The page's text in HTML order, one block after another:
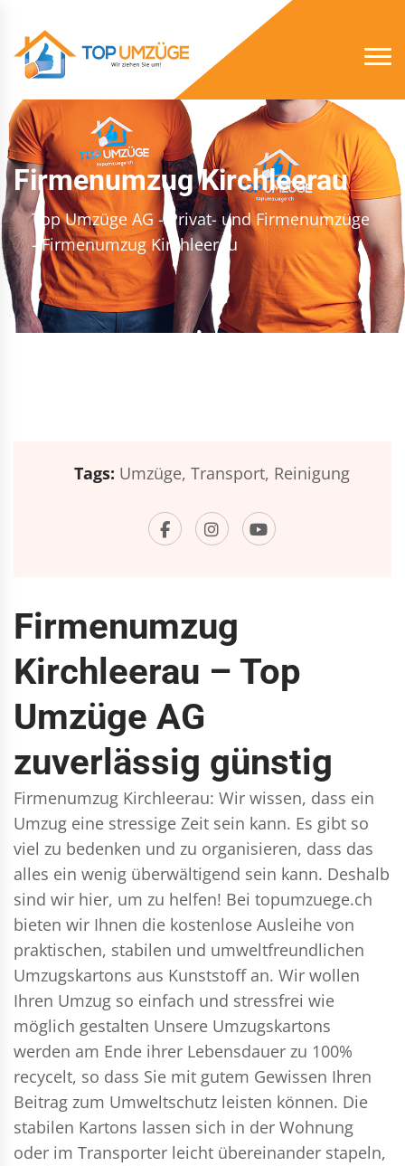
Firmenumzug Kirchleerau
Top Umzüge AG - Privat- und Firmenumzüge
- Firmenumzug Kirchleerau
Tags: Umzüge, Transport, Reinigung
Firmenumzug
Kirchleerau – Top
Umzüge AG
zuverlässig günstig
Firmenumzug Kirchleerau: Wir wissen, dass ein
Umzug eine stressige Zeit sein kann. Es gibt so
viel zu bedenken und zu organisieren, dass das
alles ein wenig überwältigend sein kann. Deshalb
sind wir hier, um zu helfen! Bei topumzuege.ch
bieten wir Ihnen die kostenlose Ausleihe von
praktischen, stabilen und umweltfreundlichen
Umzugskartons aus Kunststoff an. Wir wollen
Ihren Umzug so einfach und stressfrei wie
möglich gestalten Unsere Umzugskartons
werden am Ende ihrer Lebensdauer zu 100%
recycelt, so dass Sie mit gutem Gewissen Ihren
Beitrag zum Umweltschutz leisten können. Die
stabilen Kartons lassen sich in der Wohnung
oder im Transporter leicht übereinander stapeln,